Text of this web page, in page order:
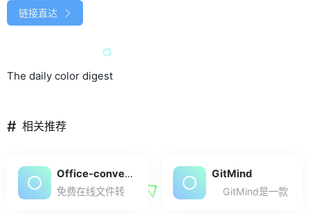
链接直达
The daily color digest
# 相关推荐
Office-converter
免费在线文件转
GitMind
GitMind是一款